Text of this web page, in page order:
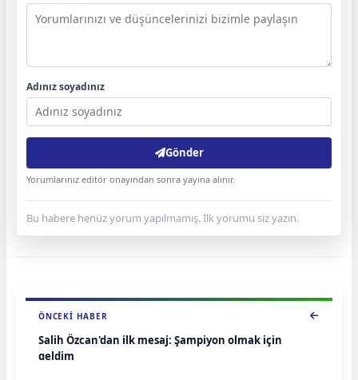
Adınız soyadınız
Gönder
Yorumlarınız editör onayından sonra yayına alınır.
Bu habere henüz yorum yapılmamış. İlk yorumu siz yazın.
ÖNCEKI HABER
Salih Özcan'dan ilk mesaj: Şampiyon olmak için
geldim